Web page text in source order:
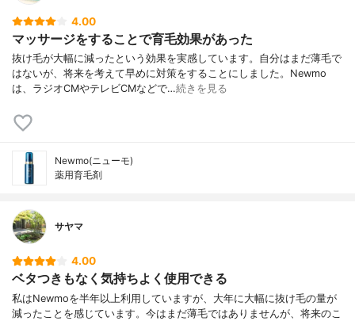
4.00
マッサージをすることで育毛効果があった
抜け毛が大幅に減ったという効果を実感しています。自分はまだ薄毛で
はないが、将来を考えて早めに対策をすることにしました。Newmo
は、ラジオCMやテレビCMなどで…続きを見る
Newmo(ニューモ)
薬用育毛剤
サヤマ
4.00
ベタつきもなく気持ちよく使用できる
私はNewmoを半年以上利用していますが、大年に大幅に抜け毛の量が
減ったことを感じています。今はまだ薄毛ではありませんが、将来のこ